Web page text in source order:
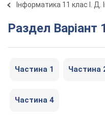
Інформатика 11 клас І. Д.
Раздел Варіант
Частина 1 Частина
Частина 4